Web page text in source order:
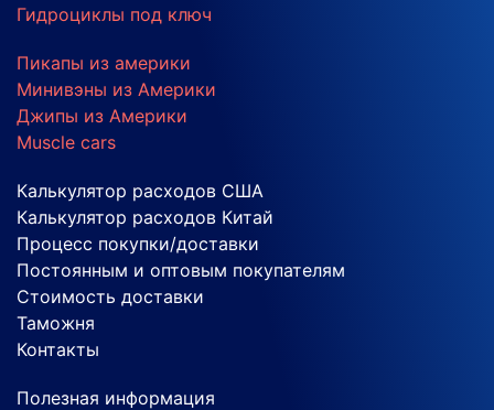
Гидроциклы под ключ
Пикапы из америки
Минивэны из Америки
Джипы из Америки
Muscle cars
Калькулятор расходов США
Калькулятор расходов Китай
Процесс покупки/доставки
Постоянным и оптовым покупателям
Стоимость доставки
Таможня
Контакты
Полезная информация